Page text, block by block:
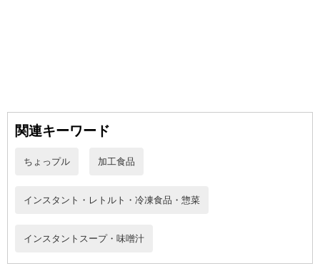
関連キーワード
ちょっプル 加工食品
インスタント・レトルト・冷凍食品・惣菜
インスタントスープ・味噌汁